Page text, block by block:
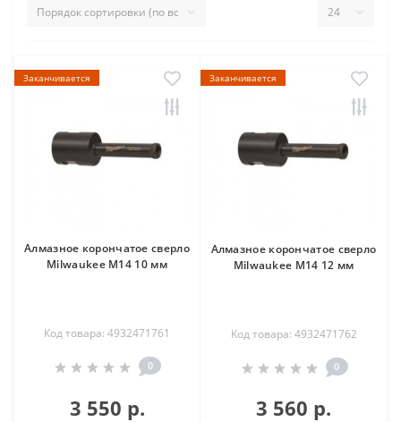
Заканчивается
Алмазное корончатое сверло
Milwaukee М14 10 мм
Код товара: 4932471761
0
3 550 р.
Заканчивается
Алмазное корончатое сверло
Milwaukee М14 12 мм
Код товара: 4932471762
0
3 560 р.